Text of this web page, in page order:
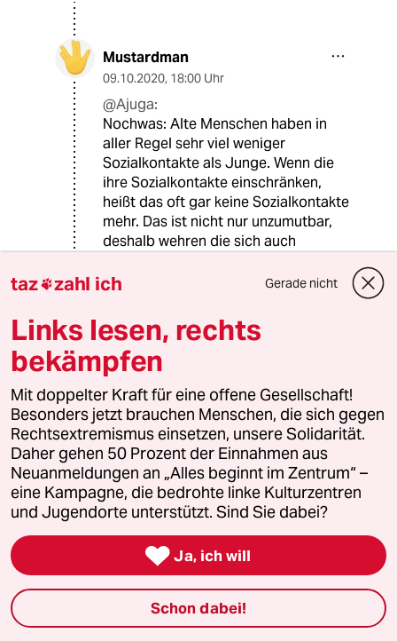
Mustardman
09.10.2020, 18:00 Uhr
@Ajuga:
Nochwas: Alte Menschen haben in
aller Regel sehr viel weniger
Sozialkontakte als Junge. Wenn die
ihre Sozialkontakte einschränken,
heißt das oft gar keine Sozialkontakte
mehr. Das ist nicht nur unzumutbar,
deshalb wehren die sich auch
Rentner sind keine Superspreader.
Woche nie mehr in der Woche
jemanden sehen, dann ändert das
nichts. Auf einer Party hat man nahen
Kontakt mit mehr verschiedenen
Menschen als mancher Rentner im
ganzen Jahr, der eh nur noch zwei
Freunde hat.
(Ich bin übrigens kein Rentner.)
Mustardman
09.10.2020,
@Ajuga:
Die Höchstrisikogruppe TUT das
aber nicht, auch wenn sie vielleicht
aus Angst ganz fatalistisch tun. Was
taz zahl ich Gerade nicht
Links lesen, rechts
bekämpfen
Mit doppelter Kraft für eine offene Gesellschaft!
Besonders jetzt brauchen Menschen, die sich gegen
Rechtsextremismus einsetzen, unsere Solidarität.
Daher gehen 50 Prozent der Einnahmen aus
Neuanmeldungen an „Alles beginnt im Zentrum“ –
eine Kampagne, die bedrohte linke Kulturzentren
und Jugendorte unterstützt. Sind Sie dabei?
 Ja, ich will
Schon dabei!